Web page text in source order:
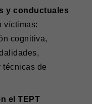
y conductuales
víctimas:
cognitiva,
de
el TEPT